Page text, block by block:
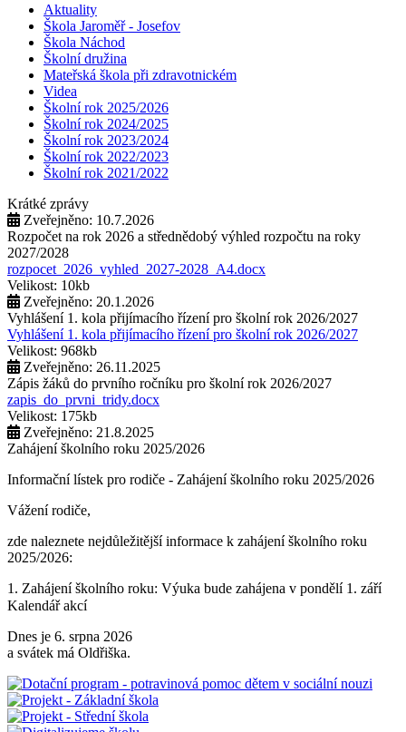
Aktuality
Škola Jaroměř - Josefov
Škola Náchod
Školní družina
Mateřská škola při zdravotnickém
Videa
Školní rok 2025/2026
Školní rok 2024/2025
Školní rok 2023/2024
Školní rok 2022/2023
Školní rok 2021/2022
Krátké zprávy
Zveřejněno: 10.7.2026
Rozpočet na rok 2026 a střednědobý výhled rozpočtu na roky
2027/2028
rozpocet_2026_vyhled_2027-2028_A4.docx
Velikost: 10kb
Zveřejněno: 20.1.2026
Vyhlášení 1. kola přijímacího řízení pro školní rok 2026/2027
Vyhlášení 1. kola přijímacího řízení pro školní rok 2026/2027
Velikost: 968kb
Zveřejněno: 26.11.2025
Zápis žáků do prvního ročníku pro školní rok 2026/2027
zapis_do_prvni_tridy.docx
Velikost: 175kb
Zveřejněno: 21.8.2025
Zahájení školního roku 2025/2026
Informační lístek pro rodiče - Zahájení školního roku 2025/2026
Vážení rodiče,
zde naleznete nejdůležitější informace k zahájení školního roku
2025/2026:
1. Zahájení školního roku: Výuka bude zahájena v pondělí 1. září
2025. Tento den končí po 1. vyučovací hodině. Provoz školní
2. Výuka: Od úterý 2. září 2025 bude probíhat výuka denně od 8:00
3. Dohled: Od 11:25 do 12:30 bude zajištěn dohled nad žáky, kteří
půjdou na oběd nebo jsou přihlášeni do školní družiny.
Kalendář akcí
Dnes je 6. srpna 2026
a svátek má Oldřiška.